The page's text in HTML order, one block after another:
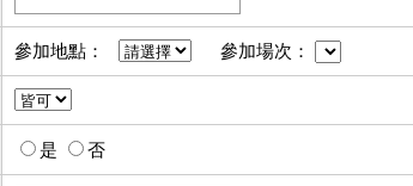
參加地點： 參加場次：
是 否